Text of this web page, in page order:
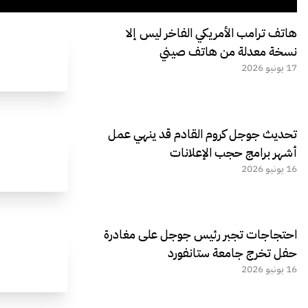
هاتف ترامب الأمريكي الفاخر ليس إلا
نسخة معدلة من هاتف صيني
17 يونيو 2026
تحديث جوجل كروم القادم قد ينهي عمل
أشهر برامج حجب الإعلانات
16 يونيو 2026
احتجاجات تجبر رئيس جوجل على مغادرة
حفل تخرج جامعة ستانفورد
16 يونيو 2026